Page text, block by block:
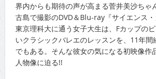
界内からも期待の声が高まる菅井美沙ちゃ
古島で撮影のDVD＆Blu-ray『サイエンス・
東京理科大に通う女子大生は、Fカップの
いクラシックバレエのレッスンを、11年間
でもある。そんな彼女の気になる初映像作
人物像に迫る!!